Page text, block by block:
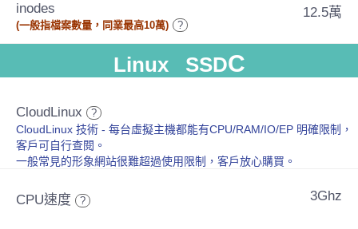
inodes
(一般指檔案數量，同業最高10萬) ?
12.5萬
Linux SSDC
CloudLinux ?
CloudLinux 技術 - 每台虛擬主機都能有CPU/RAM/IO/EP 明確限制，
客戶可自行查閱。
一般常見的形象網站很難超過使用限制，客戶放心購買。
CPU速度 ? 3Ghz